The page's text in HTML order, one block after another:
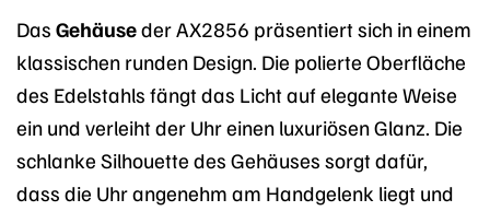
Das Gehäuseder AX2856 präsentiert sich in einem
klassischen runden Design. Die polierte Oberfläche
des Edelstahls fängt das Licht auf elegante Weise
ein und verleiht der Uhr einen luxuriösen Glanz. Die
schlanke Silhouette des Gehäuses sorgt dafür,
dass die Uhr angenehm am Handgelenk liegt und